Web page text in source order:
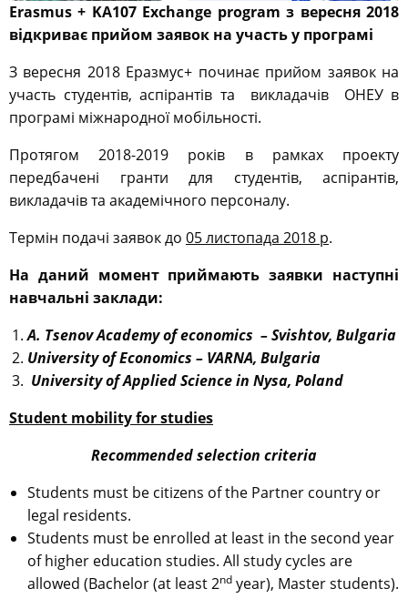
Erasmus + KA107 Exchange program з вересня 2018
відкриває прийом заявок на участь у програмі
З вересня 2018 Еразмус+ починає прийом заявок на
участь студентів, аспірантів та викладачів ОНЕУ в
програмі міжнародної мобільності.
Протягом 2018-2019 років в рамках проекту
передбачені гранти для студентів, аспірантів,
викладачів та академічного персоналу.
Термін подачі заявок до 05листопада 2018 р.
На даний момент приймають заявки наступні
навчальні заклади:
A. Tsenov Academy of economics –Svishtov, Bulgaria
UniversityofEconomics – VARNA, Bulgaria
University of Applied Science in Nysa, Poland
Student mobility for studies
Recommended selection criteria
Students must be citizens of the Partner country or
legal residents.
Students must be enrolled at least in the second year
of higher education studies. All study cycles are
allowed (Bachelor (at least 2nd year), Master students).